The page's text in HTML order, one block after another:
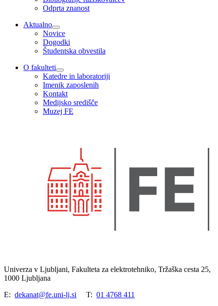
Odprta znanost
Aktualno
Novice
Dogodki
Študentska obvestila
O fakulteti
Katedre in laboratoriji
Imenik zaposlenih
Kontakt
Medijsko središče
Muzej FE
Univerza v Ljubljani, Fakulteta za elektrotehniko, Tržaška cesta 25,
1000 Ljubljana
E: dekanat@fe.uni-lj.si T: 01 4768 411